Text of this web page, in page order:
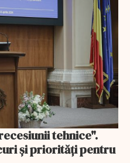
tehnice".
și priorități pentru